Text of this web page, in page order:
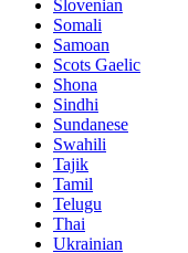
Slovenian
Somali
Samoan
Scots Gaelic
Shona
Sindhi
Sundanese
Swahili
Tajik
Tamil
Telugu
Thai
Ukrainian